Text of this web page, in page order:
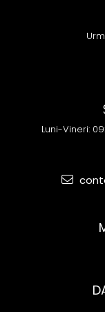
Luni-Vineri: